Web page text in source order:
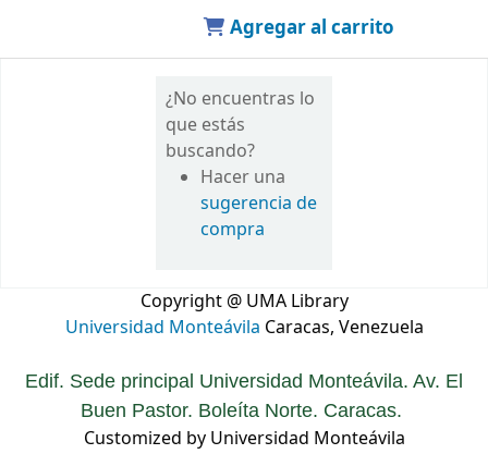
Agregar al carrito
¿No encuentras lo
que estás
buscando?
Hacer una
sugerencia de
compra
Copyright @ UMA Library
Universidad Monteávila Caracas, Venezuela
Edif. Sede principal Universidad Monteávila. Av. El
Buen Pastor. Boleíta Norte. Caracas.
Customized by Universidad Monteávila